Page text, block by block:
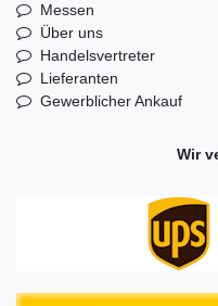
Messen
Über uns
Handelsvertreter
Lieferanten
Gewerblicher Ankauf
Wir